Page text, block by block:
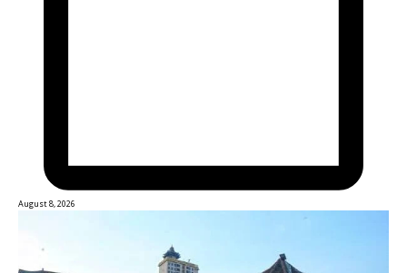
August 8, 2026